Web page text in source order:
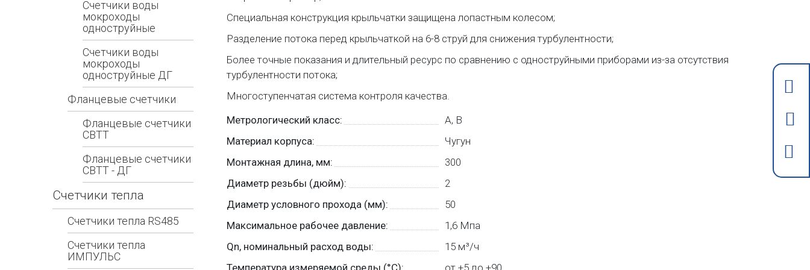
Счетчики воды
мокроходы
одноструйные
Счетчики воды
мокроходы
одноструйные ДГ
Фланцевые счетчики
Фланцевые счетчики
СВТТ
Фланцевые счетчики
СВТТ - ДГ
Счетчики тепла
Счетчики тепла RS485
Счетчики тепла
ИМПУЛЬС
Специальная конструкция крыльчатки защищена лопастным колесом;
Разделение потока перед крыльчаткой на 6-8 струй для снижения турбулентности;
Более точные показания и длительный ресурс по сравнению с одноструйными приборами из-за отсутствия
турбулентности потока;
Многоступенчатая система контроля качества.
Метрологический класс:
А, В
Материал корпуса:
Чугун
Монтажная длина, мм:
300
Диаметр резьбы (дюйм):
2
Диаметр условного прохода (мм):
50
Максимальное рабочее давление:
1,6 Мпа
Qn, номинальный расход воды:
15 м³/ч
Температура измеряемой среды (°C):
от +5 до +90